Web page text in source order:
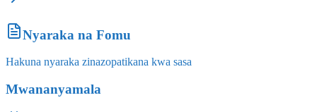
Nyaraka na Fomu
Hakuna nyaraka zinazopatikana kwa sasa
Mwananyamala